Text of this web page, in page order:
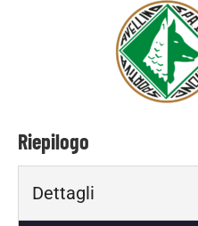
Riepilogo
Dettagli